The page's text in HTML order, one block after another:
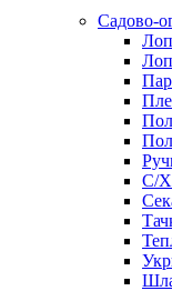
Садово-
С/Х